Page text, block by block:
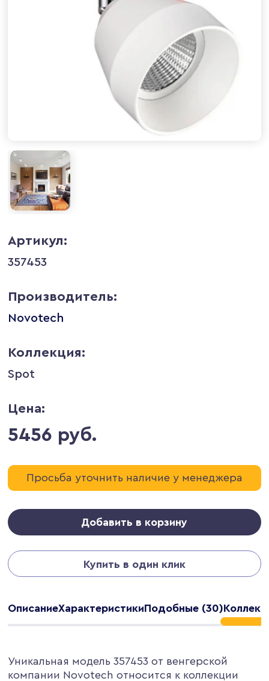
Артикул:
357453
Производитель:
Novotech
Коллекция:
Spot
Цена:
5456 руб.
Просьба уточнить наличие у менеджера
Добавить в корзину
Купить в один клик
ОписаниеХарактеристикиПодобные (30)
Уникальная модель 357453 от венгерской
компании Novotech относится к коллекции